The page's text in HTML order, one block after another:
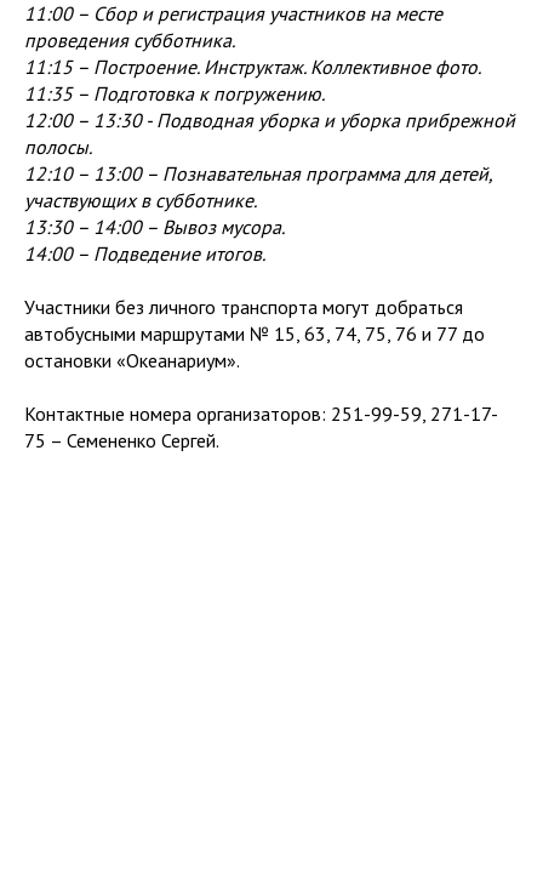
11:00 – Сбор и регистрация участников на месте
проведения субботника.
11:15 – Построение. Инструктаж. Коллективное фото.
11:35 – Подготовка к погружению.
12:00 – 13:30 - Подводная уборка и уборка прибрежной
полосы.
12:10 – 13:00 – Познавательная программа для детей,
участвующих в субботнике.
13:30 – 14:00 – Вывоз мусора.
14:00 – Подведение итогов.
Участники без личного транспорта могут добраться
автобусными маршрутами № 15, 63, 74, 75, 76 и 77 до
остановки «Океанариум».
Контактные номера организаторов: 251-99-59, 271-17-
75 – Семененко Сергей.